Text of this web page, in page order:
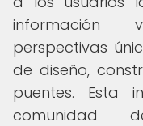
información
perspectivas
de diseño,
puentes. Esta
comunidad